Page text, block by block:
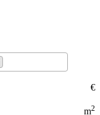
€
m2